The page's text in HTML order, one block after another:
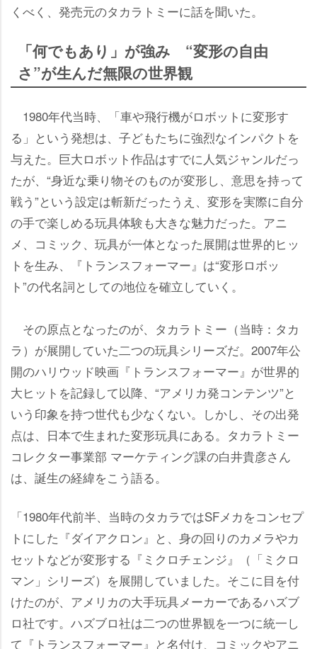
くべく、発売元のタカラトミーに話を聞いた。
「何でもあり」が強み “変形の自由
さ”が生んだ無限の世界観
1980年代当時、「車や飛行機がロボットに変形す
る」という発想は、子どもたちに強烈なインパクトを
与えた。巨大ロボット作品はすでに人気ジャンルだっ
たが、“身近な乗り物そのものが変形し、意思を持って
戦う”という設定は斬新だったうえ、変形を実際に自分
の手で楽しめる玩具体験も大きな魅力だった。アニ
メ、コミック、玩具が一体となった展開は世界的ヒッ
トを生み、『トランスフォーマー』は“変形ロボッ
ト”の代名詞としての地位を確立していく。
その原点となったのが、タカラトミー（当時：タカ
ラ）が展開していた二つの玩具シリーズだ。2007年公
開のハリウッド映画『トランスフォーマー』が世界的
大ヒットを記録して以降、“アメリカ発コンテンツ”と
いう印象を持つ世代も少なくない。しかし、その出発
点は、日本で生まれた変形玩具にある。タカラトミー
コレクター事業部 マーケティング課の白井貴彦さん
は、誕生の経緯をこう語る。
「1980年代前半、当時のタカラではSFメカをコンセプ
トにした『ダイアクロン』と、身の回りのカメラやカ
セットなどが変形する『ミクロチェンジ』（「ミクロ
マン」シリーズ）を展開していました。そこに目を付
けたのが、アメリカの大手玩具メーカーであるハズブ
ロ社です。ハズブロ社は二つの世界観を一つに統一し
て『トランスフォーマー』と名付け、コミックやアニ